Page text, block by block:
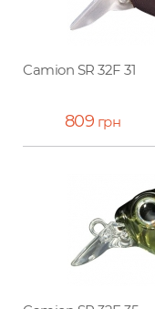
Camion SR 32F 31
809 грн